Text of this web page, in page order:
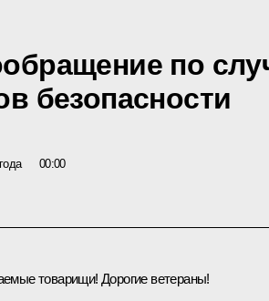
по
безопасности
00:00
товарищи! Дорогие ветераны!